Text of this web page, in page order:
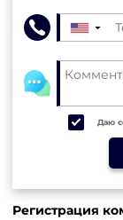
▼
Даю
Регистрация